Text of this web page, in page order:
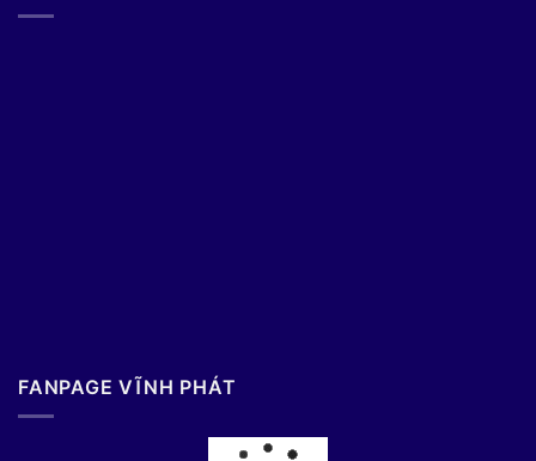
FANPAGE VĨNH PHÁT